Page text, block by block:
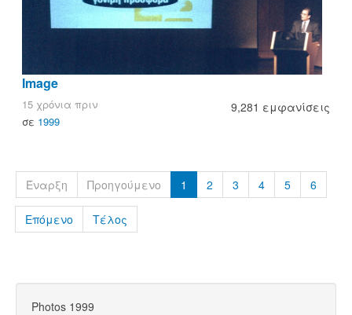
Image
9,281 εμφανίσεις
15 χρόνια πριν
σε 1999
Έναρξη Προηγούμενο 1 2 3 4 5 6
Επόμενο Τέλος
Photos 1999